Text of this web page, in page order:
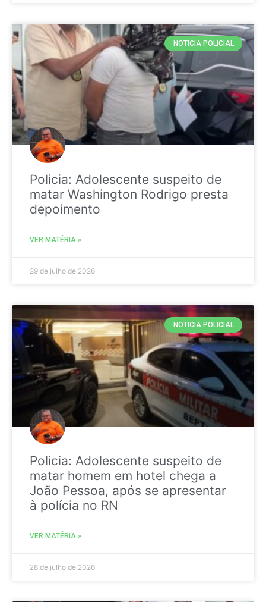
NOTICIA POLICIAL
Policia: Adolescente suspeito de
matar Washington Rodrigo presta
depoimento
VER MATÉRIA »
29 de julho de 2026
NOTICIA POLICIAL
Policia: Adolescente suspeito de
matar homem em hotel chega a
João Pessoa, após se apresentar
à polícia no RN
VER MATÉRIA »
28 de julho de 2026